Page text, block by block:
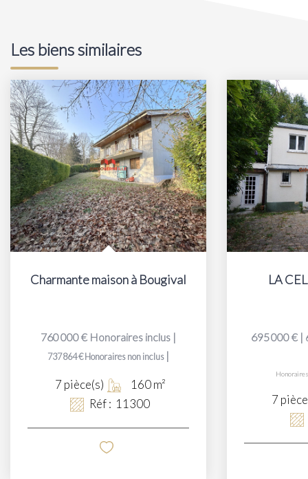
Les biens similaires
Charmante maison à Bougival
760 000 € Honoraires inclus |
737 864 €Honoraires non inclus |
7 pièce(s) 160m²
Réf : 11300
LA
695 000 € |
7